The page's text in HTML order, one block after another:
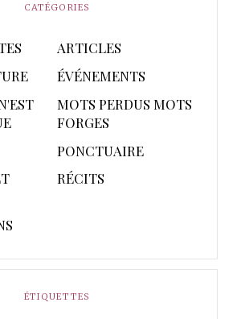
CATÉGORIES
ARTICLES
ÉVÉNEMENTS
MOTS PERDUS MOTS
FORGES
PONCTUAIRE
RÉCITS
ÉTIQUETTES